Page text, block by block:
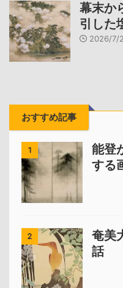
幕末か
引した
2026/7/
おすすめ記事
1
能登
する
2
奄美
話